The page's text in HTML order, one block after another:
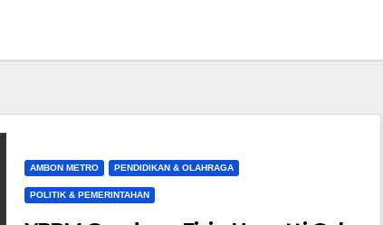
AMBON METRO PENDIDIKAN & OLAHRAGA
POLITIK & PEMERINTAHAN